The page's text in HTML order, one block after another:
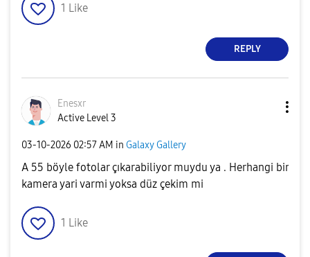
1 Like
REPLY
Enesxr
Active Level 3
‎03-10-2026 02:57 AM in Galaxy Gallery
A 55 böyle fotolar çıkarabiliyor muydu ya . Herhangi bir
kamera yari varmi yoksa düz çekim mi
1 Like